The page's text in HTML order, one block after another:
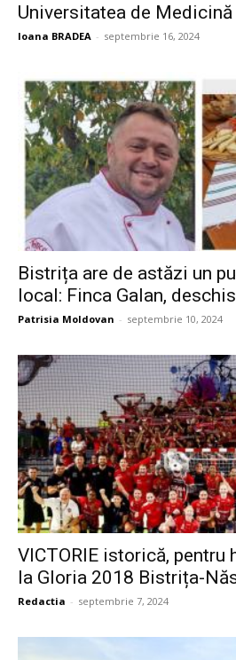
Universitatea de Medicină
Ioana BRADEA - septembrie 16, 2024
Bistrița are de astăzi un
local: Finca Galan,
Patrisia Moldovan - septembrie 10, 2024
VICTORIE istorică, pentru
la Gloria 2018 Bistrița-
Redactia - septembrie 7, 2024